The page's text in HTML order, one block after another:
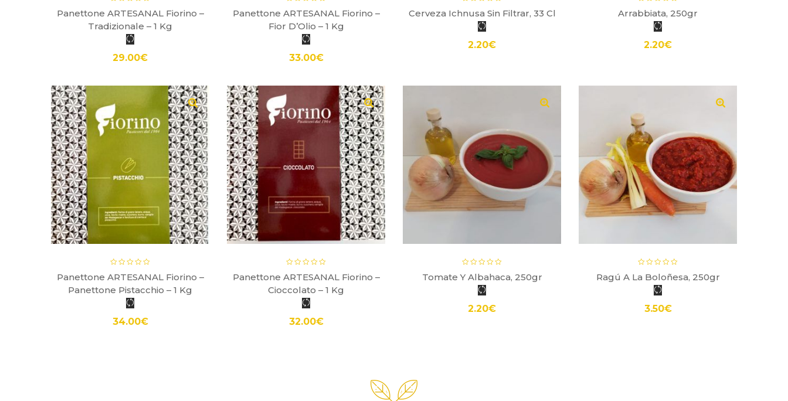
Panettone ARTESANAL Fiorino –
Tradizionale – 1 Kg
29.00€
Panettone ARTESANAL Fiorino –
Panettone Pistacchio – 1 Kg
34.00€
Panettone ARTESANAL Fiorino –
Fior D’Olio – 1 Kg
33.00€
Panettone ARTESANAL Fiorino –
Cioccolato – 1 Kg
32.00€
Cerveza Ichnusa Sin Filtrar, 33 Cl
2.20€
Tomate Y Albahaca, 250gr
2.20€
Arrabbiata, 250gr
2.20€
Ragú A La Boloñesa, 250gr
3.50€